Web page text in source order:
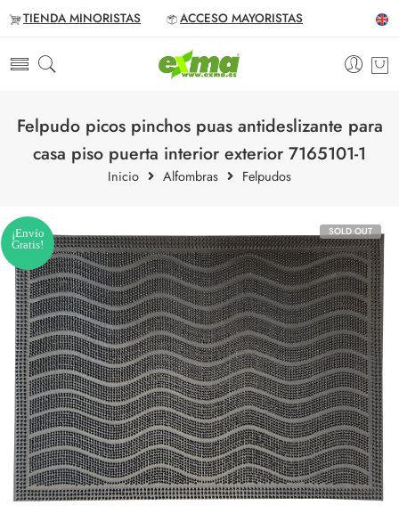
TIENDA MINORISTAS ACCESO MAYORISTAS
Felpudo picos pinchos puas antideslizante para
casa piso puerta interior exterior 7165101-1
Inicio Alfombras Felpudos
SOLD OUT
¡Envío
Gratis!